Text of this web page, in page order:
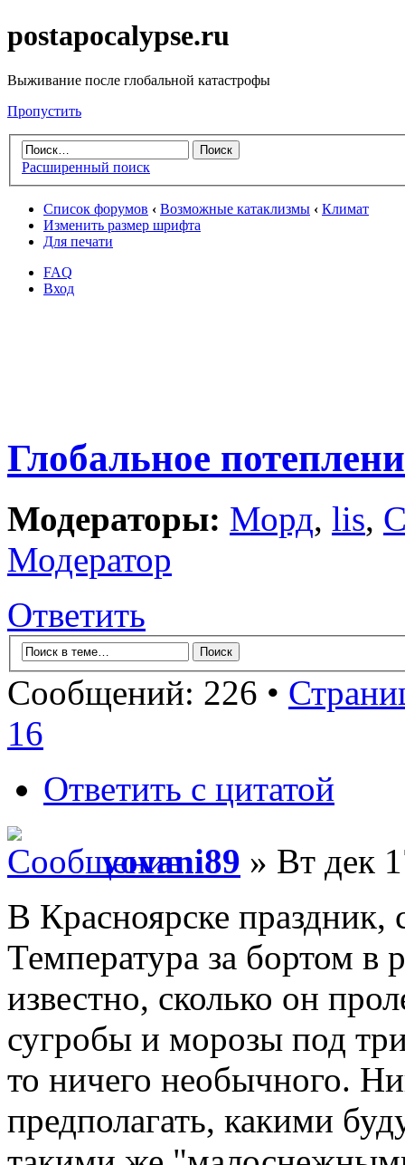
postapocalypse.ru
Выживание после глобальной катастрофы
Пропустить
Расширенный поиск
Список форумов ‹ Возможные катаклизмы ‹ Климат
Изменить размер шрифта
Для печати
FAQ
Вход
Глобальное
Модераторы: Морд, lis,
Модератор
Ответить
Сообщений: 226 •
16
Ответить с цитатой
vovani89 » Вт дек
В Красноярске праздник,
Температура за бортом в
известно, сколько он
сугробы и морозы под
то ничего необычного.
предполагать, какими